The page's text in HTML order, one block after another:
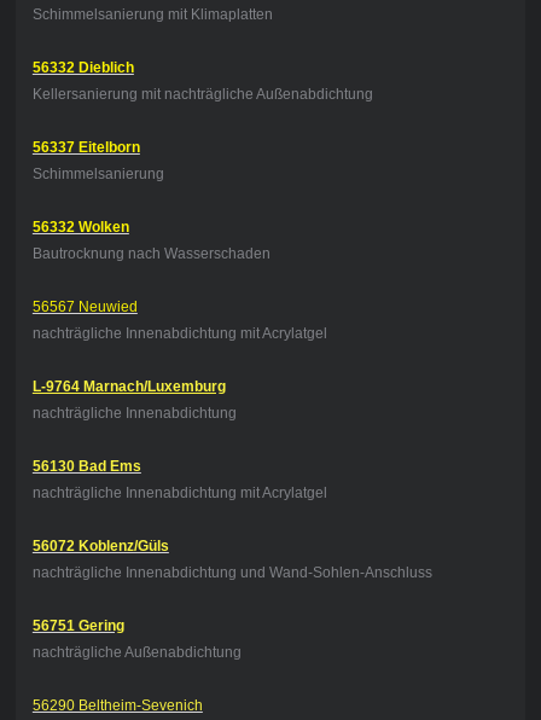
Schimmelsanierung mit Klimaplatten
56332 Dieblich
Kellersanierung mit nachträgliche Außenabdichtung
56337 Eitelborn
Schimmelsanierung
56332 Wolken
Bautrocknung nach Wasserschaden
56567 Neuwied
nachträgliche Innenabdichtung mit Acrylatgel
L-9764 Marnach/Luxemburg
nachträgliche Innenabdichtung
56130 Bad Ems
nachträgliche Innenabdichtung mit Acrylatgel
56072 Koblenz/Güls
nachträgliche Innenabdichtung und Wand-Sohlen-Anschluss
56751 Gering
nachträgliche Außenabdichtung
56290 Beltheim-Sevenich